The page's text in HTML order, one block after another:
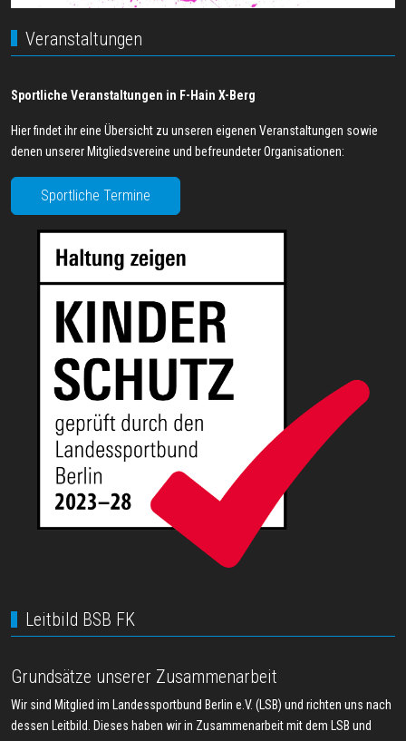
Veranstaltungen
Sportliche Veranstaltungen in F-Hain X-Berg
Hier findet ihr eine Übersicht zu unseren eigenen Veranstaltungen sowie
denen unserer Mitgliedsvereine und befreundeter Organisationen:
Sportliche Termine
Leitbild BSB FK
Grundsätze unserer Zusammenarbeit
Wir sind Mitglied im Landessportbund Berlin e.V. (LSB) und richten uns nach
dessen Leitbild. Dieses haben wir in Zusammenarbeit mit dem LSB und